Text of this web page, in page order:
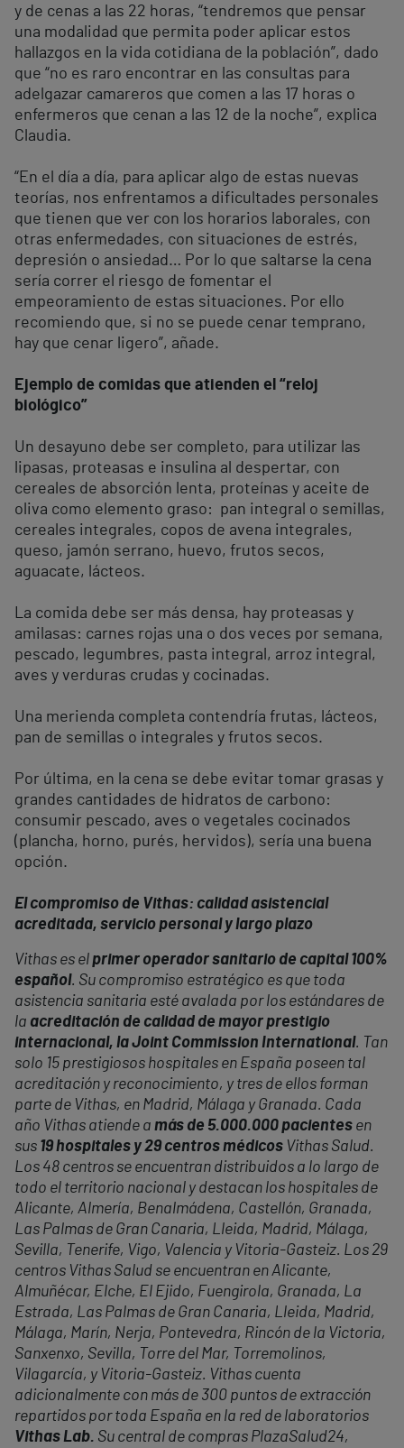
y de cenas a las 22 horas, “tendremos que pensar
una modalidad que permita poder aplicar estos
hallazgos en la vida cotidiana de la población”, dado
que “no es raro encontrar en las consultas para
adelgazar camareros que comen a las 17 horas o
enfermeros que cenan a las 12 de la noche”, explica
Claudia.
“En el día a día, para aplicar algo de estas nuevas
teorías, nos enfrentamos a dificultades personales
que tienen que ver con los horarios laborales, con
otras enfermedades, con situaciones de estrés,
depresión o ansiedad… Por lo que saltarse la cena
sería correr el riesgo de fomentar el
empeoramiento de estas situaciones. Por ello
recomiendo que, si no se puede cenar temprano,
hay que cenar ligero”, añade.
Ejemplo de comidas que atienden el “reloj
biológico”
Un desayuno debe ser completo, para utilizar las
lipasas, proteasas e insulina al despertar, con
cereales de absorción lenta, proteínas y aceite de
oliva como elemento graso: pan integral o semillas,
cereales integrales, copos de avena integrales,
queso, jamón serrano, huevo, frutos secos,
aguacate, lácteos.
La comida debe ser más densa, hay proteasas y
amilasas: carnes rojas una o dos veces por semana,
pescado, legumbres, pasta integral, arroz integral,
aves y verduras crudas y cocinadas.
Una merienda completa contendría frutas, lácteos,
pan de semillas o integrales y frutos secos.
Por última, en la cena se debe evitar tomar grasas y
grandes cantidades de hidratos de carbono:
consumir pescado, aves o vegetales cocinados
(plancha, horno, purés, hervidos), sería una buena
opción.
El compromiso de Vithas: calidad asistencial
acreditada, servicio personal y largo plazo
Vithas es elprimer operador sanitario de capital 100%
español. Su compromiso estratégico es que toda
asistencia sanitaria esté avalada por los estándares de
la acreditación de calidad de mayor prestigio
internacional, la Joint Commission International. Tan
solo 15 prestigiosos hospitales en España poseen tal
acreditación y reconocimiento, y tres de ellos forman
parte de Vithas, en Madrid, Málaga y Granada. Cada
año Vithas atiende a más de 5.000.000 pacientes en
sus 19 hospitales y 29 centros médicos Vithas Salud.
Los 48 centros se encuentran distribuidos a lo largo de
todo el territorio nacional y destacan los hospitales de
Alicante, Almería, Benalmádena, Castellón, Granada,
Las Palmas de Gran Canaria, Lleida, Madrid, Málaga,
Sevilla, Tenerife, Vigo, Valencia y Vitoria-Gasteiz. Los 29
centros Vithas Salud se encuentran en Alicante,
Almuñécar, Elche, El Ejido, Fuengirola, Granada, La
Estrada, Las Palmas de Gran Canaria, Lleida, Madrid,
Málaga, Marín, Nerja, Pontevedra, Rincón de la Victoria,
Sanxenxo, Sevilla, Torre del Mar, Torremolinos,
Vilagarcía, y Vitoria-Gasteiz. Vithas cuenta
adicionalmente con más de 300 puntos de extracción
repartidos por toda España en la red de laboratorios
Vithas Lab. Su central de compras PlazaSalud24,